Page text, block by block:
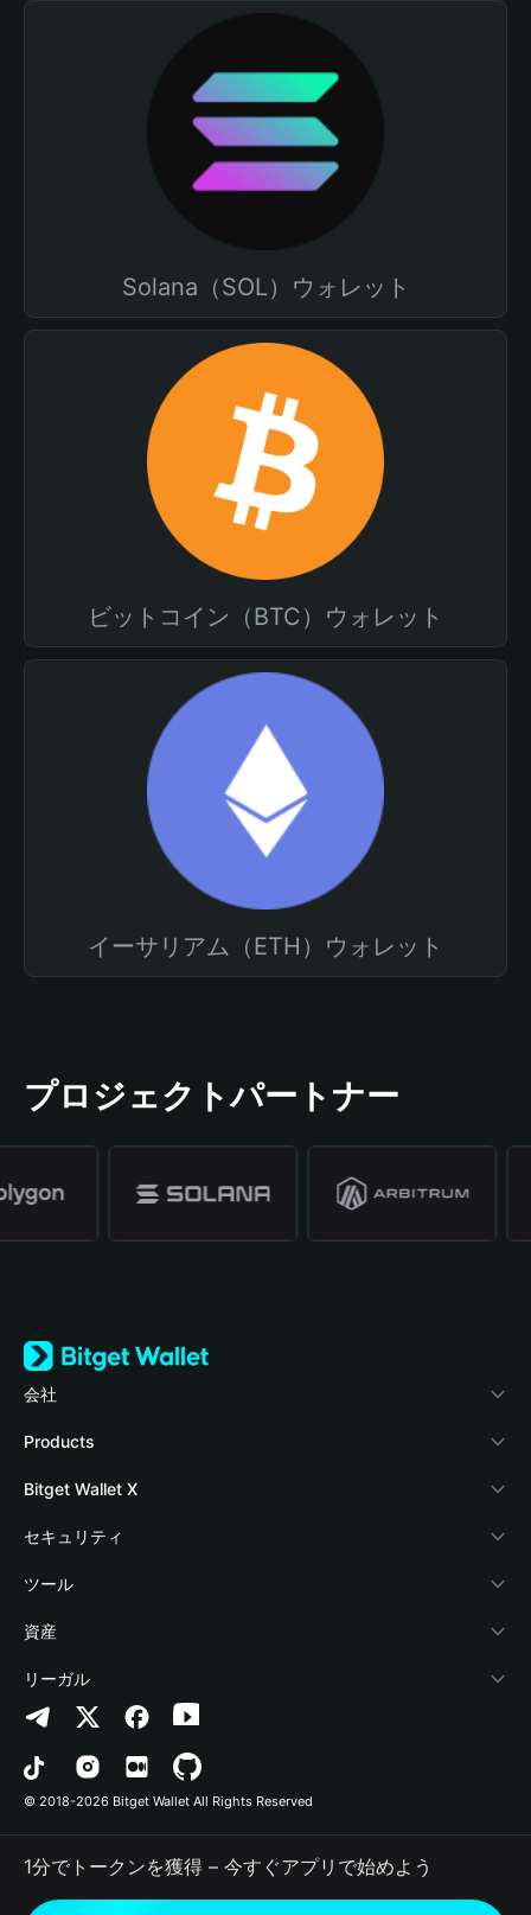
Solana（SOL）ウォレット
ビットコイン（BTC）ウォレット
イーサリアム（ETH）ウォレット
プロジェクトパートナー
会社
Bitget Walletについて
ブログ
アカデミー
暗号資産ニュース
Help Center
お問い合わせ
ブランドリソース
キャリア
Products
Crypto Card
Stablecoin Earn
Payfi Crypto
Crypto Swap API
Altcoin Season Index
Prediction Markets
DApp
RWA
Bitget Wallet X
デベロッパー
ウォレットを接続
Bitget Wallet Pay
プロジェクトを掲載
セキュリティ
保護基金
セキュリティ技術
ツール
暗号資産を購入
認証検出
コントラクト検出
一括送金
資産
Arbitrum
Avalanche
Bitcoin
Polygon
リーガル
プライバシーポリシー
利用規約
© 2018-2026 Bitget Wallet All Rights Reserved
1分でトークンを獲得 – 今すぐアプリで始めよう